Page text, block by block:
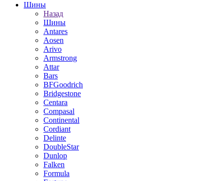
Шины
Назад
Шины
Antares
Aosen
Arivo
Armstrong
Attar
Bars
BFGoodrich
Bridgestone
Centara
Compasal
Continental
Cordiant
Delinte
DoubleStar
Dunlop
Falken
Formula